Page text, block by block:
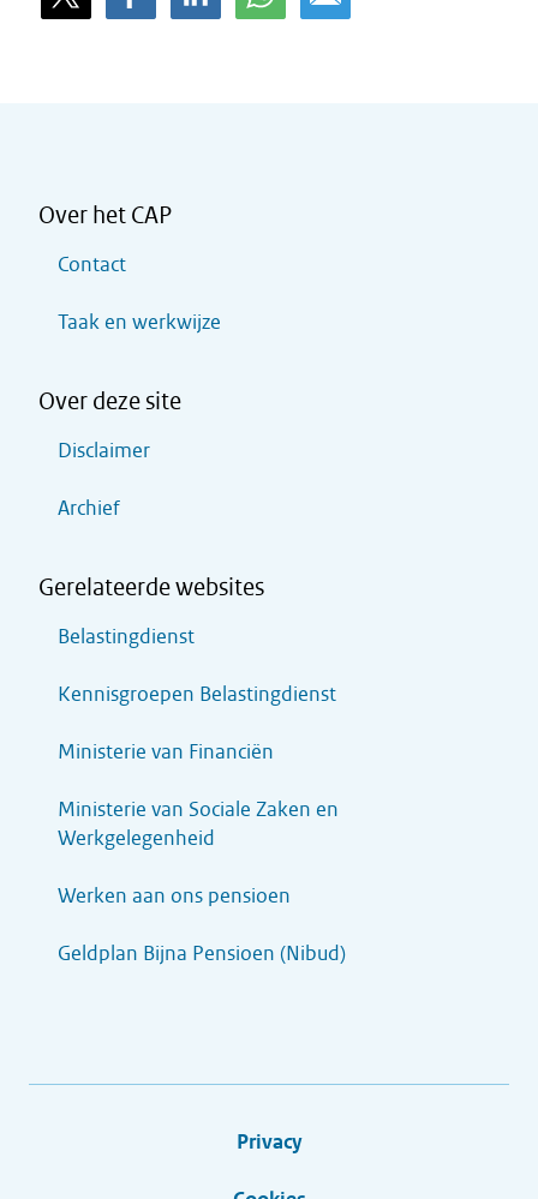
Over het CAP
Contact
Taak en werkwijze
Over deze site
Disclaimer
Archief
Gerelateerde websites
Belastingdienst
Kennisgroepen Belastingdienst
Ministerie van Financiën
Ministerie van Sociale Zaken en
Werkgelegenheid
Werken aan ons pensioen
Geldplan Bijna Pensioen (Nibud)
Privacy